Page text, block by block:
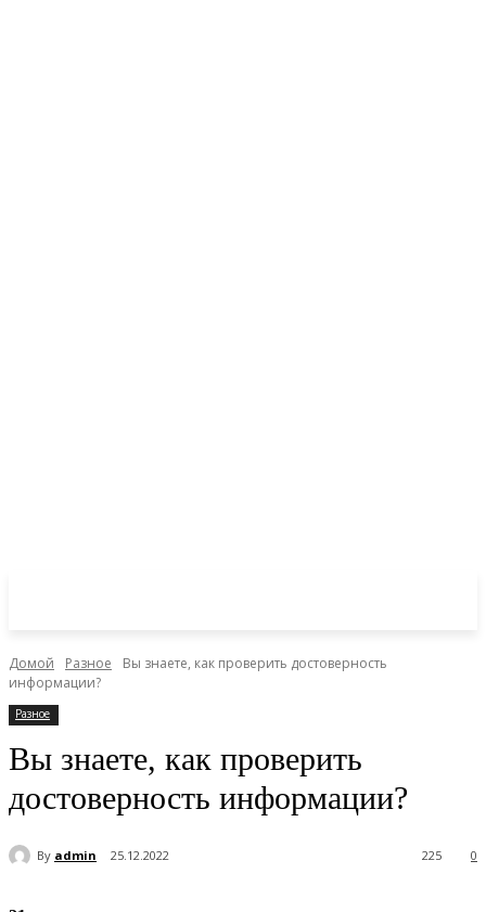
Домой Разное
Вы знаете, как проверить достоверность
информации?
Разное
Вы знаете, как проверить
достоверность информации?
By admin 25.12.2022 0
225